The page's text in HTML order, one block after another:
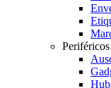
Periféricos